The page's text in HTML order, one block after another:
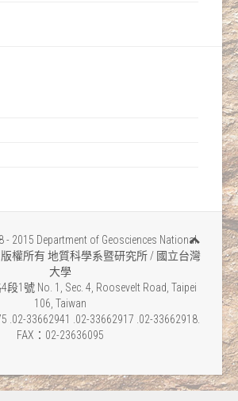
2015 Department of Geosciences National
版權所有 地質科學系暨研究所 / 國立台灣
大學
1號 No. 1, Sec. 4, Roosevelt Road, Taipei
106, Taiwan
.02-33662941 .02-33662917 .02-33662918.
FAX：02-23636095